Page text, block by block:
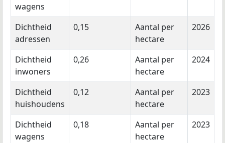
wagens
Dichtheid
adressen
0,15
Aantal per
hectare
2026
Dichtheid
inwoners
0,26
Aantal per
hectare
2024
Dichtheid
huishoudens
0,12
Aantal per
hectare
2023
Dichtheid
wagens
0,18
Aantal per
hectare
2023